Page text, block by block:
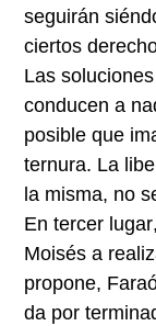
seguirán
ciertos
Las
conducen a
posible que
ternura. La
la misma, no
En tercer lugar
Moisés a
propone,
da por